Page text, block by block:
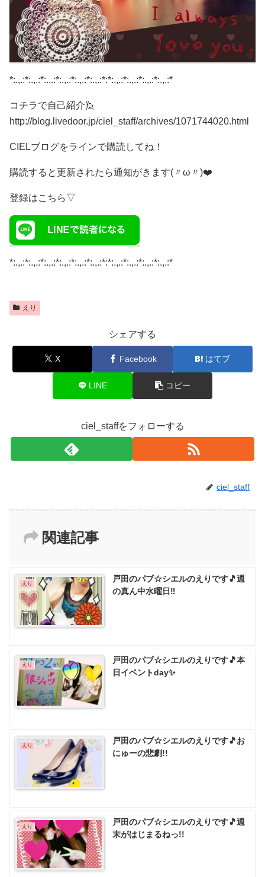
*:.,.:*:.,.:*:.,.:*:.,.:*:.,.:*:.,.:*:*:.,.:*:.,.:*:.,.:*:.,.:*
コチラで自己紹介🙋
http://blog.livedoor.jp/ciel_staff/archives/1071744020.html
CIELブログをラインで購読してね！
購読すると更新されたら通知がきます(〃ω〃)❤️
登録はこちら▽
*:.,.:*:.,.:*:.,.:*:.,.:*:.,.:*:.,.:*:*:.,.:*:.,.:*:.,.:*:.,.:*
えり
シェアする
X Facebook はてブ
LINE コピー
ciel_staffをフォローする
ciel_staff
関連記事
えり
戸田のパブ☆シエルのえりです🎵週
の真ん中水曜日‼️
えり
戸田のパブ☆シエルのえりです🎵本
日イベントday✨
えり
戸田のパブ☆シエルのえりです🎵お
にゅーの悲劇!!
えり
戸田のパブ☆シエルのえりです🎵週
末がはじまるねっ!!